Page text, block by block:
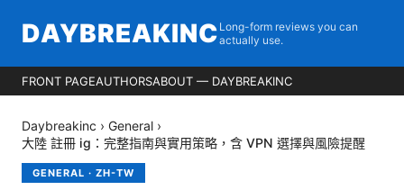
DAYBREAKINC Long-form reviews you can
actually use.
FRONT PAGEAUTHORSABOUT — DAYBREAKINC
Daybreakinc › General ›
大陸 註冊 ig：完整指南與實用策略，含 VPN 選擇與風險提醒
GENERAL · ZH-TW